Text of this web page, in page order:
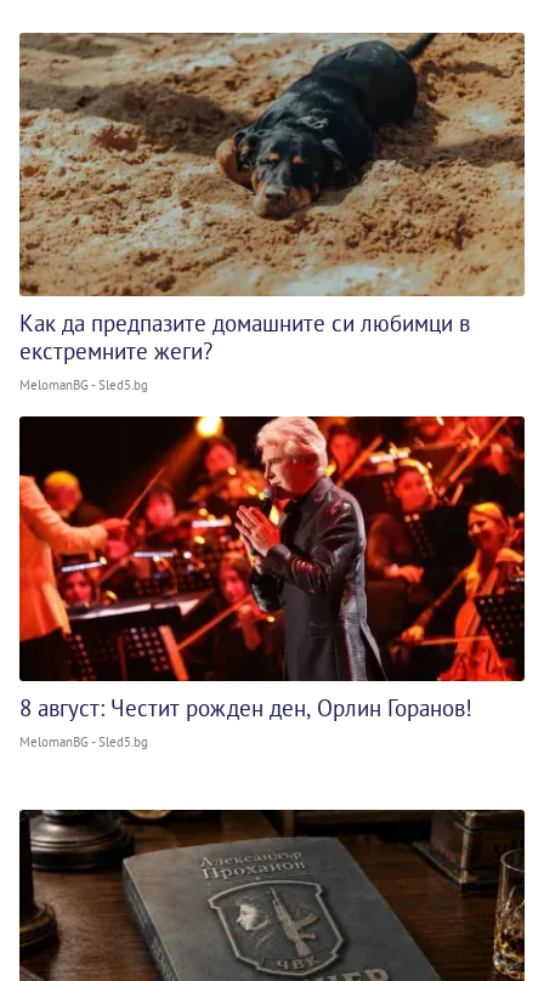
Как да предпазите домашните си любимци в
екстремните жеги?
MelomanBG - Sled5.bg
8 август: Честит рожден ден, Орлин Горанов!
MelomanBG - Sled5.bg